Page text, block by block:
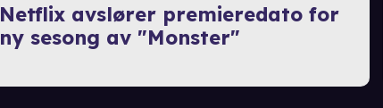
Netflix avslører premieredato for
ny sesong av "Monster"